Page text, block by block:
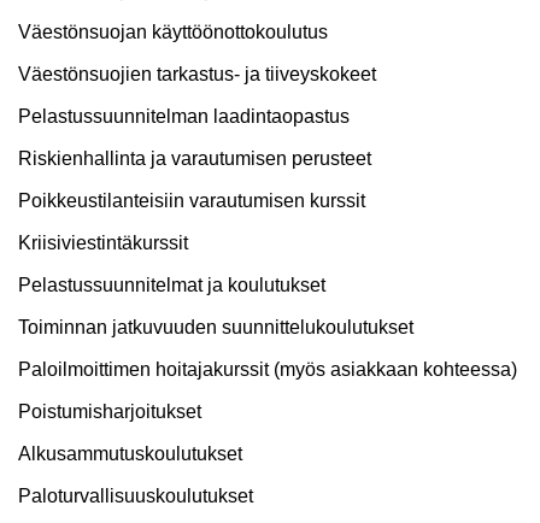
Väestönsuojan käyttöönottokoulutus
Väestönsuojien tarkastus- ja tiiveyskokeet
Pelastussuunnitelman laadintaopastus
Riskienhallinta ja varautumisen perusteet
Poikkeustilanteisiin varautumisen kurssit
Kriisiviestintäkurssit
Pelastussuunnitelmat ja koulutukset
Toiminnan jatkuvuuden suunnittelukoulutukset
Paloilmoittimen hoitajakurssit (myös asiakkaan kohteessa)
Poistumisharjoitukset
Alkusammutuskoulutukset
Paloturvallisuuskoulutukset